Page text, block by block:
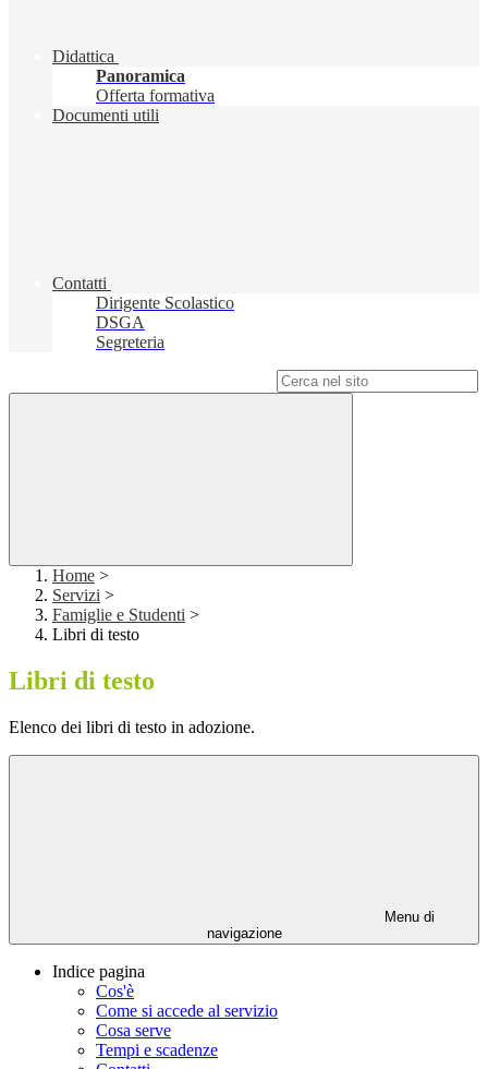
Didattica
Panoramica
Offerta formativa
Documenti utili
Contatti
Dirigente Scolastico
DSGA
Segreteria
Home >
Servizi >
Famiglie e Studenti >
Libri di testo
Libri di testo
Elenco dei libri di testo in adozione.
Menu di
navigazione
Indice pagina
Cos'è
Come si accede al servizio
Cosa serve
Tempi e scadenze